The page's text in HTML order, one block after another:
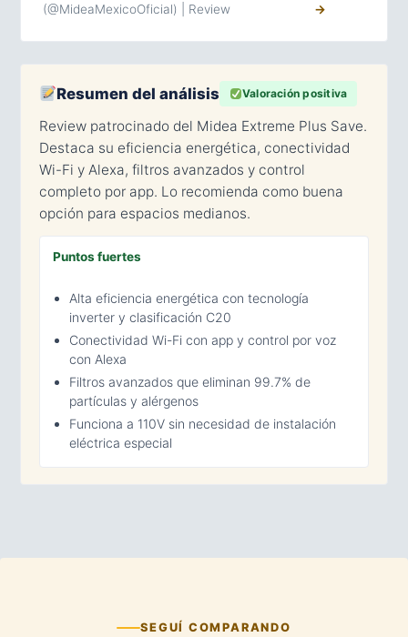
(@MideaMexicoOficial) | Review
→
Resumen del análisis Valoración positiva
Review patrocinado del Midea Extreme Plus Save.
Destaca su eficiencia energética, conectividad
Wi-Fi y Alexa, filtros avanzados y control
completo por app. Lo recomienda como buena
opción para espacios medianos.
Puntos fuertes
Alta eficiencia energética con tecnología
inverter y clasificación C20
Conectividad Wi-Fi con app y control por voz
con Alexa
Filtros avanzados que eliminan 99.7% de
partículas y alérgenos
Funciona a 110V sin necesidad de instalación
eléctrica especial
SEGUÍ COMPARANDO